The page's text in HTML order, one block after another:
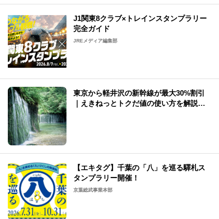
J1関東8クラブ×トレインスタンプラリー
完全ガイド
JREメディア編集部
東京から軽井沢の新幹線が最大30%割引
｜えきねっとトクだ値の使い方を解説
【エキタグ】千葉の「八」を巡る驛札ス
タンプラリー開催！
京葉総武事業本部